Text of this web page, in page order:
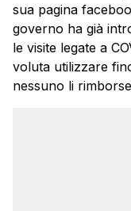
sua pagina
governo ha già
le visite legate a
voluta utilizzare
nessuno li